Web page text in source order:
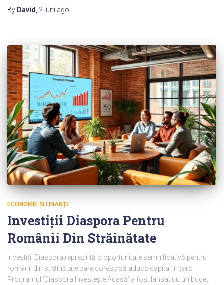
By David 2 luni ago
ECONOMIE ȘI FINANȚE
Investiții Diaspora Pentru
Românii Din Străinătate
Investiții Diaspora reprezintă o oportunitate semnificativă pentru
românii din străinătate care doresc să aducă capital în țară.
Programul ‘Diaspora Investește Acasă’ a fost lansat cu un buget